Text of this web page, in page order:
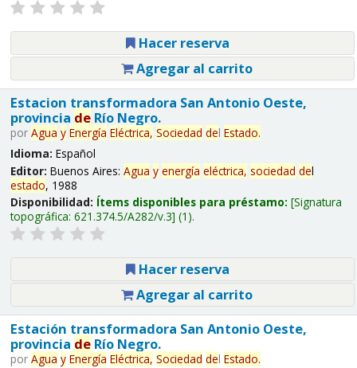
Hacer reserva
Agregar al carrito
Estacion transformadora San Antonio Oeste,
provincia deRío Negro.
por Agua y Energía Eléctrica, Sociedad del Estado.
Idioma: Español
Editor: Buenos Aires: Agua y energía eléctrica, sociedad del
estado, 1988
Disponibilidad: Ítems disponibles para préstamo: Signatura
topográfica: 621.374.5/A282/v.3 (1).
Hacer reserva
Agregar al carrito
Estación transformadora San Antonio Oeste,
provincia deRío Negro.
por Agua y Energía Eléctrica, Sociedad del Estado.